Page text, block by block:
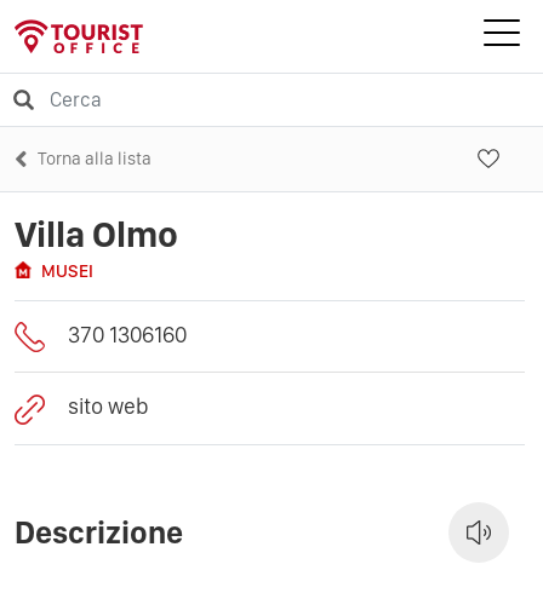
Torna alla lista
Villa Olmo
MUSEI
370 1306160
sito web
Descrizione